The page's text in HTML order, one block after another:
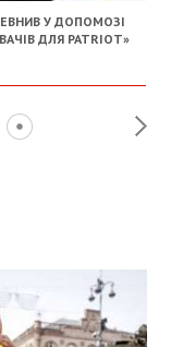
У ДОПОМОЗІ
ДЛЯ PATRIOT»